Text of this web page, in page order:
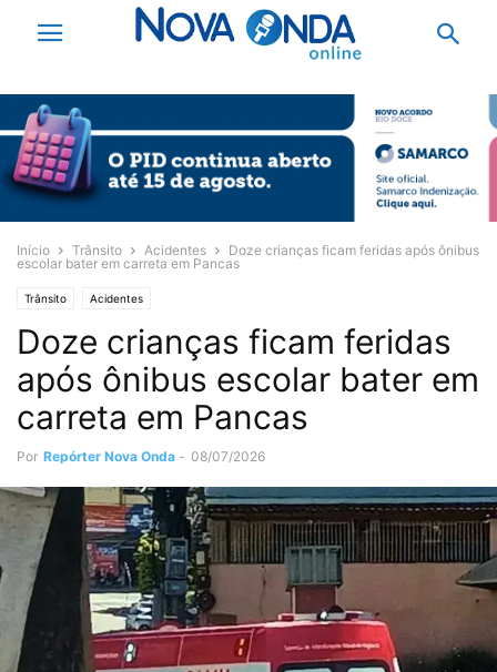
Início Trânsito Acidentes
Doze crianças ficam feridas após ônibus
escolar bater em carreta em Pancas
Trânsito Acidentes
Doze crianças ficam feridas
após ônibus escolar bater em
carreta em Pancas
Por Repórter Nova Onda - 08/07/2026